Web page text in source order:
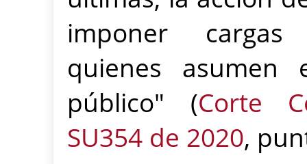
imponer cargas
quienes asumen
público" (Corte
SU354 de 2020,